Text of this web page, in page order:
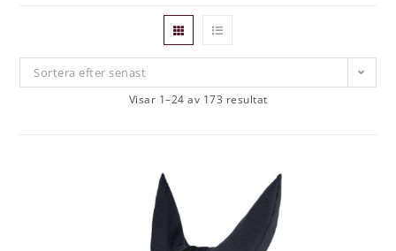
Sortera efter senast
Visar 1–24 av 173 resultat